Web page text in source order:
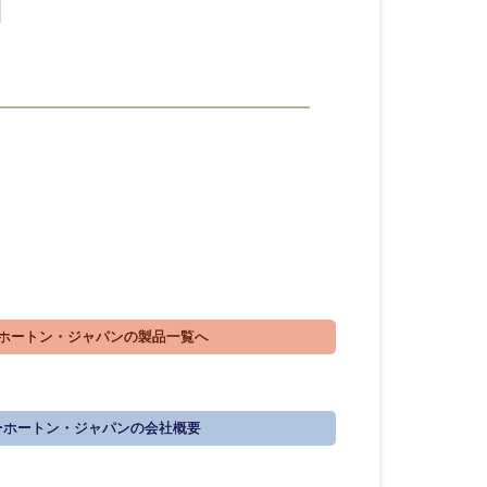
ートン・ジャパンの製品一覧へ
ホートン・ジャパンの会社概要